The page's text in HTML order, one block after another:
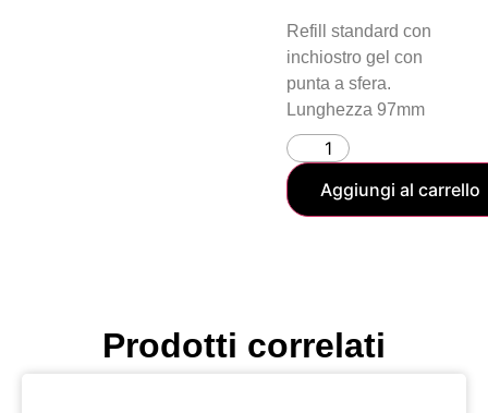
Refill standard con
inchiostro gel con
punta a sfera.
Lunghezza 97mm
Aggiungi al carrello
Prodotti correlati